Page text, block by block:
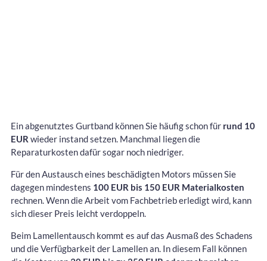
Ein abgenutztes Gurtband können Sie häufig schon für rund 10
EUR wieder instand setzen. Manchmal liegen die
Reparaturkosten dafür sogar noch niedriger.
Für den Austausch eines beschädigten Motors müssen Sie
dagegen mindestens 100 EUR bis 150 EUR Materialkosten
rechnen. Wenn die Arbeit vom Fachbetrieb erledigt wird, kann
sich dieser Preis leicht verdoppeln.
Beim Lamellentausch kommt es auf das Ausmaß des Schadens
und die Verfügbarkeit der Lamellen an. In diesem Fall können